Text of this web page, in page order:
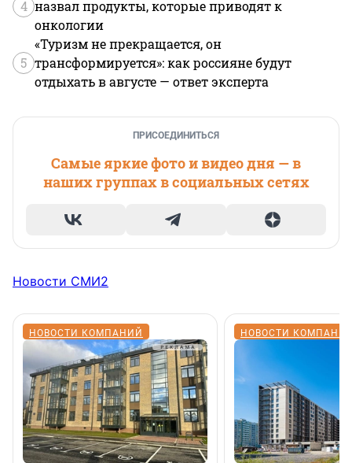
4 назвал продукты, которые приводят к
онкологии
5
«Туризм не прекращается, он
трансформируется»: как россияне будут
отдыхать в августе — ответ эксперта
ПРИСОЕДИНИТЬСЯ
Самые яркие фото и видео дня — в
наших группах в социальных сетях
Новости СМИ2
НОВОСТИ КОМПАНИЙ НОВОСТИ